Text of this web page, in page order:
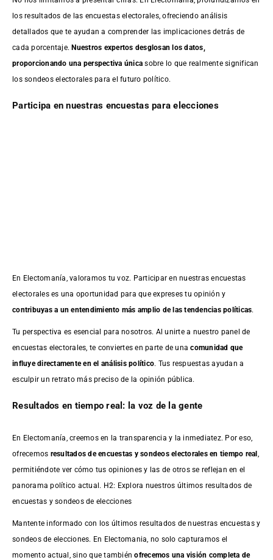
los resultados de las encuestas electorales, ofreciendo análisis
detallados que te ayudan a comprender las implicaciones detrás de
cada porcentaje.Nuestros expertos desglosan los datos,
proporcionando una perspectiva única sobre lo que realmente significan
los sondeos electorales para el futuro político.
Participa en nuestras encuestas para elecciones
En Electomanía, valoramos tu voz. Participar en nuestras encuestas
electorales es una oportunidad para que expreses tu opinión y
contribuyas a un entendimiento más amplio de las tendencias políticas.
Tu perspectiva es esencial para nosotros. Al unirte a nuestro panel de
encuestas electorales, te conviertes en parte de unacomunidad que
influye directamente en el análisis político. Tus respuestas ayudan a
esculpir un retrato más preciso de la opinión pública.
Resultados en tiempo real: la voz de la gente
En Electomanía, creemos en la transparencia y la inmediatez. Por eso,
ofrecemos resultados deencuestas y sondeos electorales en tiempo real
permitiéndote ver cómo tus opiniones y las de otros se reflejan en el
panorama político actual. H2: Explora nuestros últimos resultados de
encuestas y sondeos de elecciones
Mantente informado con los últimos resultados de nuestras encuestasy
sondeos de elecciones. En Electomania, no solo capturamos el
momento actual, sino que tambiénofrecemos una visión completa de